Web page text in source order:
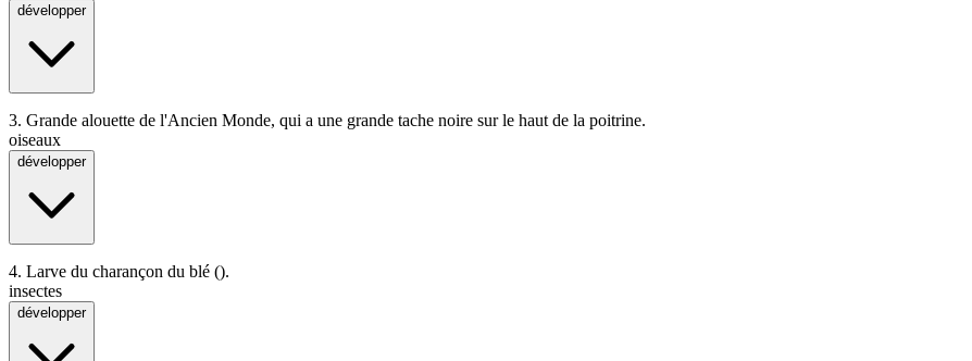
développer
3. Grande alouette de l'Ancien Monde, qui a une grande tache noire sur le haut de la poitrine.
oiseaux
développer
4. Larve du charançon du blé ().
insectes
développer